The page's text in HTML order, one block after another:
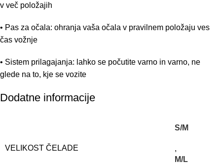
v več položajih
• Pas za očala: ohranja vaša očala v pravilnem položaju ves
čas vožnje
• Sistem prilagajanja: lahko se počutite varno in varno, ne
glede na to, kje se vozite
Dodatne informacije
VELIKOST ČELADE
S/M
,
M/L